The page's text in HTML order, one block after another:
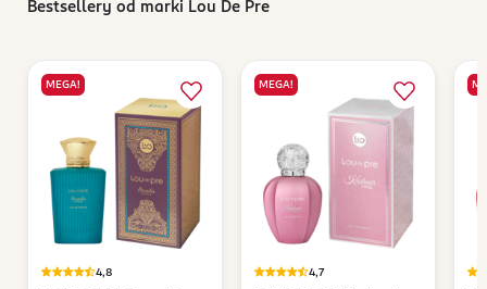
Bestsellery od marki Lou De Pre
MEGA!
4,8
MEGA!
4,7